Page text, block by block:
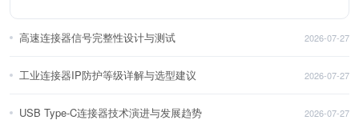
高速连接器信号完整性设计与测试 2026-07-27
工业连接器IP防护等级详解与选型建议 2026-07-27
USB Type-C连接器技术演进与发展趋势 2026-07-27